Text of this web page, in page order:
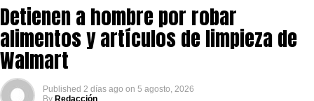
Detienen a hombre por robar
alimentos y artículos de limpieza de
Walmart
Published 2 días ago on 5 agosto, 2026
By Redacción